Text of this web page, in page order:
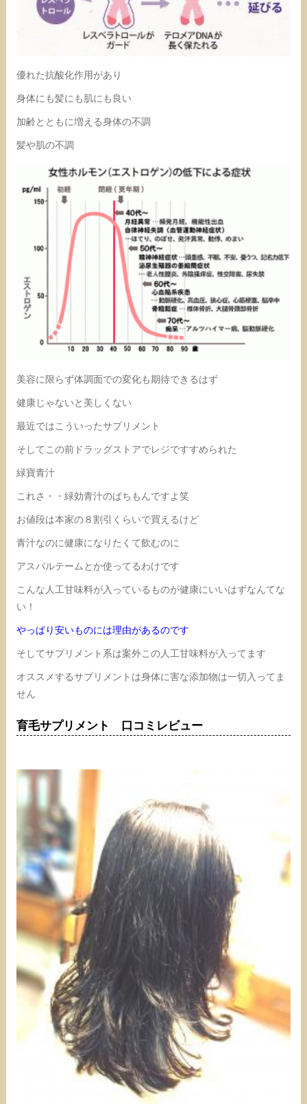
優れた抗酸化作用があり
身体にも髪にも肌にも良い
加齢とともに増える身体の不調
髪や肌の不調
美容に限らず体調面での変化も期待できるはず
健康じゃないと美しくない
最近ではこういったサプリメント
そしてこの前ドラッグストアでレジですすめられた
緑寶青汁
これさ・・緑効青汁のぱちもんですよ笑
お値段は本家の８割引くらいで買えるけど
青汁なのに健康になりたくて飲むのに
アスパルテームとか使ってるわけです
こんな人工甘味料が入っているものが健康にいいはずなんてな
い！
やっぱり安いものには理由があるのです
そしてサプリメント系は案外この人工甘味料が入ってます
オススメするサプリメントは身体に害な添加物は一切入ってま
せん
育毛サプリメント 口コミレビュー